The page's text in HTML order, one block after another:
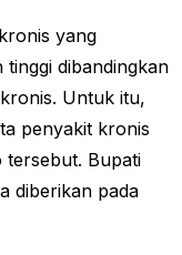
yang
dibandingkan
Untuk itu,
penyakit kronis
tersebut. Bupati
diberikan pada